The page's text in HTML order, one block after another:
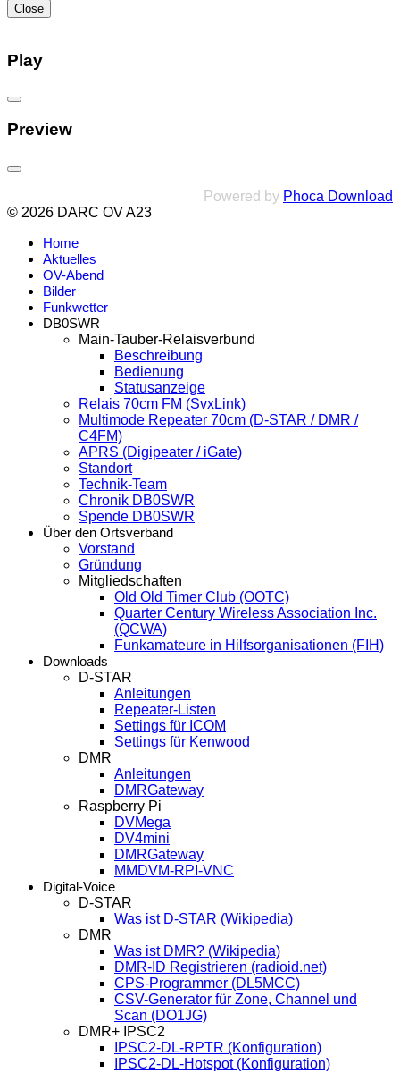
Close
Play
Preview
Powered by Phoca Download
© 2026 DARC OV A23
Home
Aktuelles
OV-Abend
Bilder
Funkwetter
DB0SWR
Main-Tauber-Relaisverbund
Beschreibung
Bedienung
Statusanzeige
Relais 70cm FM (SvxLink)
Multimode Repeater 70cm (D-STAR / DMR /
C4FM)
APRS (Digipeater / iGate)
Standort
Technik-Team
Chronik DB0SWR
Spende DB0SWR
Über den Ortsverband
Vorstand
Gründung
Mitgliedschaften
Old Old Timer Club (OOTC)
Quarter Century Wireless Association Inc.
(QCWA)
Funkamateure in Hilfsorganisationen (FIH)
Downloads
D-STAR
Anleitungen
Repeater-Listen
Settings für ICOM
Settings für Kenwood
DMR
Anleitungen
DMRGateway
Raspberry Pi
DVMega
DV4mini
DMRGateway
MMDVM-RPI-VNC
Digital-Voice
D-STAR
Was ist D-STAR (Wikipedia)
DMR
Was ist DMR? (Wikipedia)
DMR-ID Registrieren (radioid.net)
CPS-Programmer (DL5MCC)
CSV-Generator für Zone, Channel und
Scan (DO1JG)
DMR+ IPSC2
IPSC2-DL-RPTR (Konfiguration)
IPSC2-DL-Hotspot (Konfiguration)